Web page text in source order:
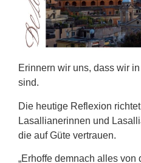
Erinnern wir uns, dass wir
sind.
Die heutige Reflexion
Lasallianerinnen und
die auf Güte vertrauen.
„Erhoffe demnach alles